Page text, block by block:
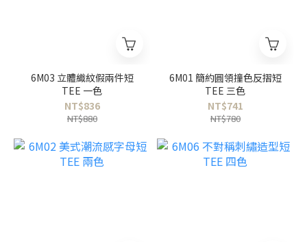
6M03 立體織紋假兩件短
TEE 一色
NT$836
NT$880
6M01 簡約圓領撞色反摺短
TEE 三色
NT$741
NT$780